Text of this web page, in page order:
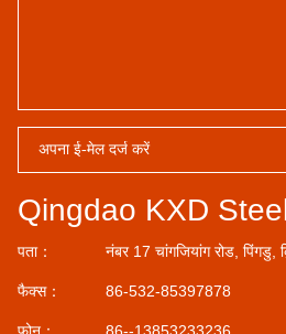
पता： नंबर 17 चांगजियांग रोड, पिंगडु,
फैक्स： 86-532-85397878